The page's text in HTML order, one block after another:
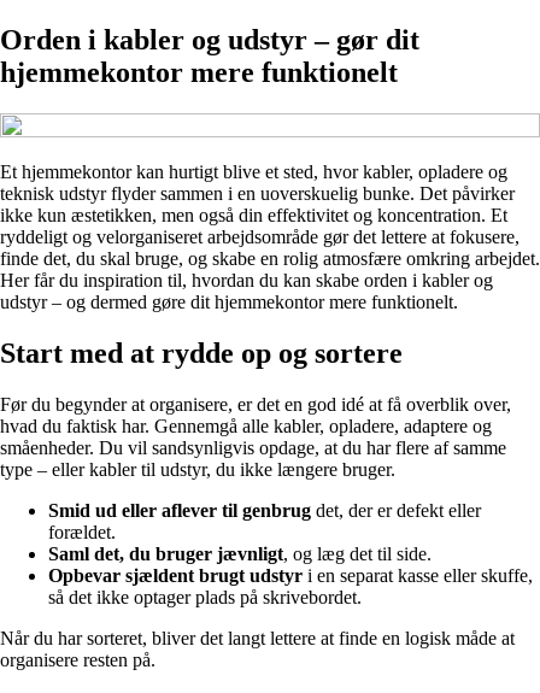
Orden i kabler og udstyr – gør dit
hjemmekontor mere funktionelt
Et hjemmekontor kan hurtigt blive et sted, hvor kabler, opladere og
teknisk udstyr flyder sammen i en uoverskuelig bunke. Det påvirker
ikke kun æstetikken, men også din effektivitet og koncentration. Et
ryddeligt og velorganiseret arbejdsområde gør det lettere at fokusere,
finde det, du skal bruge, og skabe en rolig atmosfære omkring arbejdet.
Her får du inspiration til, hvordan du kan skabe orden i kabler og
udstyr – og dermed gøre dit hjemmekontor mere funktionelt.
Start med at rydde op og sortere
Før du begynder at organisere, er det en god idé at få overblik over,
hvad du faktisk har. Gennemgå alle kabler, opladere, adaptere og
småenheder. Du vil sandsynligvis opdage, at du har flere af samme
type – eller kabler til udstyr, du ikke længere bruger.
Smid ud eller aflever til genbrug det, der er defekt eller
forældet.
Saml det, du bruger jævnligt, og læg det til side.
Opbevar sjældent brugt udstyr i en separat kasse eller skuffe,
så det ikke optager plads på skrivebordet.
Når du har sorteret, bliver det langt lettere at finde en logisk måde at
organisere resten på.